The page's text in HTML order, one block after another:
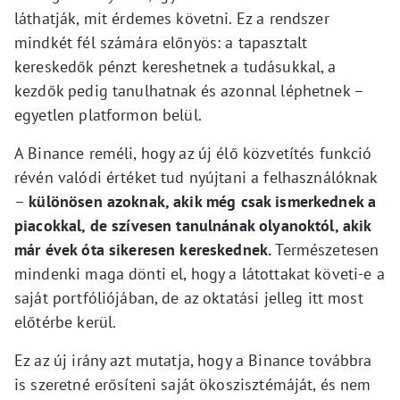
láthatják, mit érdemes követni. Ez a rendszer
mindkét fél számára előnyös: a tapasztalt
kereskedők pénzt kereshetnek a tudásukkal, a
kezdők pedig tanulhatnak és azonnal léphetnek –
egyetlen platformon belül.
A Binance reméli, hogy az új élő közvetítés funkció
révén valódi értéket tud nyújtani a felhasználóknak
– különösen azoknak, akik még csak ismerkednek a
piacokkal, de szívesen tanulnának olyanoktól, akik
már évek óta sikeresen kereskednek.Természetesen
mindenki maga dönti el, hogy a látottakat követi-e a
saját portfóliójában, de az oktatási jelleg itt most
előtérbe kerül.
Ez az új irány azt mutatja, hogy a Binance továbbra
is szeretné erősíteni saját ökoszisztémáját, és nem